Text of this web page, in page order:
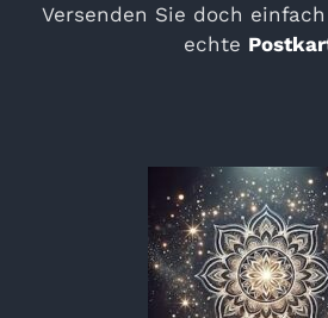
Versenden Sie doch
echte